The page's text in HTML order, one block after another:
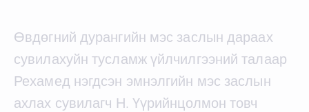
Өвдөгний дурангийн мэс заслын дараах
сувилахуйн тусламж үйлчилгээний талаар
Рехамед нэгдсэн эмнэлгийн мэс заслын
ахлах сувилагч Н. Үүрийнцолмон товч